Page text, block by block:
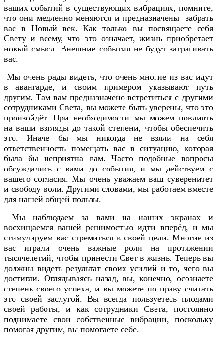
ваших событий в существующих вибрациях, помните,
что они медленно меняются и предназначены забрать
вас в Новый век. Как только вы посвящаете себя
Свету и всему, что это означает, жизнь приобретает
новый смысл. Внешние события не будут затрагивать
вас.
Мы очень рады видеть, что очень многие из вас идут
в авангарде, и своим примером указывают путь
другим. Там вам предназначено встретиться с другими
сотрудниками Света, вы можете быть уверены, что это
произойдёт. При необходимости мы можем повлиять
на ваши взгляды до такой степени, чтобы обеспечить
это. Иначе бы мы никогда не взяли на себя
ответственность помещать вас в ситуацию, которая
была бы неприятна вам. Часто подобные вопросы
обсуждались с вами до события, и мы действуем с
вашего согласия. Мы очень уважаем ваш суверенитет
и свободу воли. Другими словами, мы работаем вместе
для нашей общей пользы.
Мы наблюдаем за вами на наших экранах и
восхищаемся вашей решимостью идти вперёд, и мы
стимулируем вас стремиться к своей цели. Многие из
вас играли очень важные роли на протяжении
тысячелетий, чтобы принести Свет в жизнь. Теперь вы
должны видеть результат своих усилий и то, чего вы
достигли. Оглядываясь назад, вы, конечно, осознаете
степень своего успеха, и вы можете по праву считать
это своей заслугой. Вы всегда пользуетесь плодами
своей работы, и как сотрудники Света, постоянно
поднимаете свои собственные вибрации, поскольку
помогая другим, вы помогаете себе.